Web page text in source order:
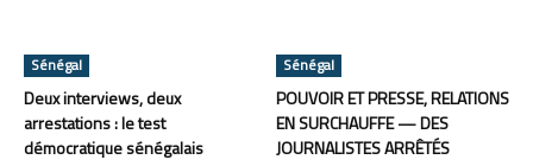
Sénégal
Deux interviews, deux
arrestations : le test
démocratique sénégalais
Sénégal
POUVOIR ET PRESSE, RELATIONS
EN SURCHAUFFE — DES
JOURNALISTES ARRÊTÉS